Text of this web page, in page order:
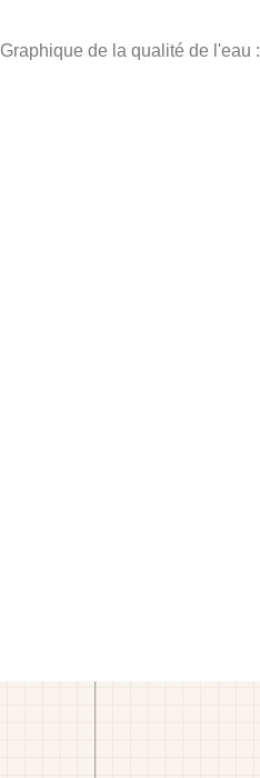
Graphique de la qualité de l'eau :